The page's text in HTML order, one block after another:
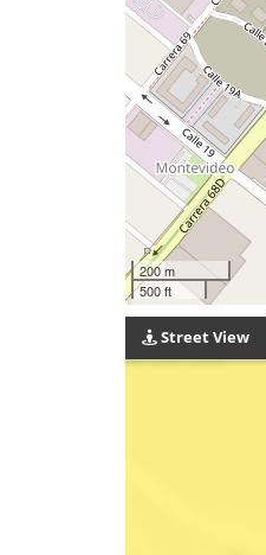
200 m
500 ft
Street View